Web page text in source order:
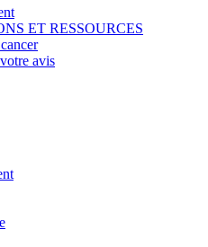
ET RESSOURCES
avis